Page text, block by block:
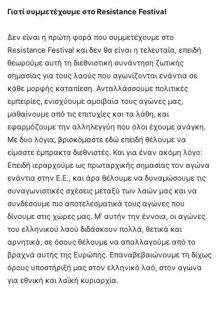
Γιατί συμμετέχουμε στο Resistance Festival
Δεν είναι η πρώτη φορά που συμμετέχουμε στο
Resistance Festival και δεν θα είναι η τελευταία, επειδή
θεωρούμε αυτή τη διεθνιστική συνάντηση ζωτικής
σημασίας για τους λαούς που αγωνίζονται ενάντια σε
κάθε μορφής καταπίεση. Ανταλλάσσουμε πολιτικές
εμπειρίες, ενισχύουμε αμοιβαία τους αγώνες μας,
μαθαίνουμε από τις επιτυχίες και τα λάθη, και
εφαρμόζουμε την αλληλεγγύη που όλοι έχουμε ανάγκη.
Με δυο λόγια, βρισκόμαστε εδώ επειδή θέλουμε να
είμαστε έμπρακτα διεθνιστές. Και για έναν ακόμη λόγο:
Επειδή ιεραρχούμε ως πρωταρχικής σημασίας τον αγώνα
ενάντια στην Ε.Ε., και άρα θέλουμε να δυναμώσουμε τις
συναγωνιστικές σχέσεις μεταξύ των λαών μας και να
συνδέσουμε πιο αποτελεσματικά τους αγώνες που
δίνουμε στις χώρες μας. Μ’ αυτήν την έννοια, οι αγώνες
του ελληνικού λαού διδάσκουν πολλά, θετικά και
αρνητικά, σε όσους θέλουμε να απαλλαγούμε από το
βραχνά αυτής της Ευρώπης. Επαναβεβαιώνουμε τη δίχως
όρους υποστήριξή μας στον ελληνικό λαό, στον αγώνα
για εθνική και λαϊκή κυριαρχία.